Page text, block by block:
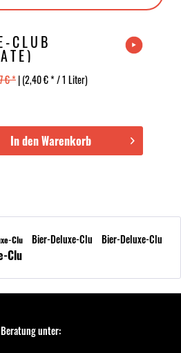
CLUB
€ *| (2,40 € * / 1 Liter)
In den Warenkorb
Clu Bier-Deluxe-Clu Bier-Deluxe-Clu
Clu
unter: